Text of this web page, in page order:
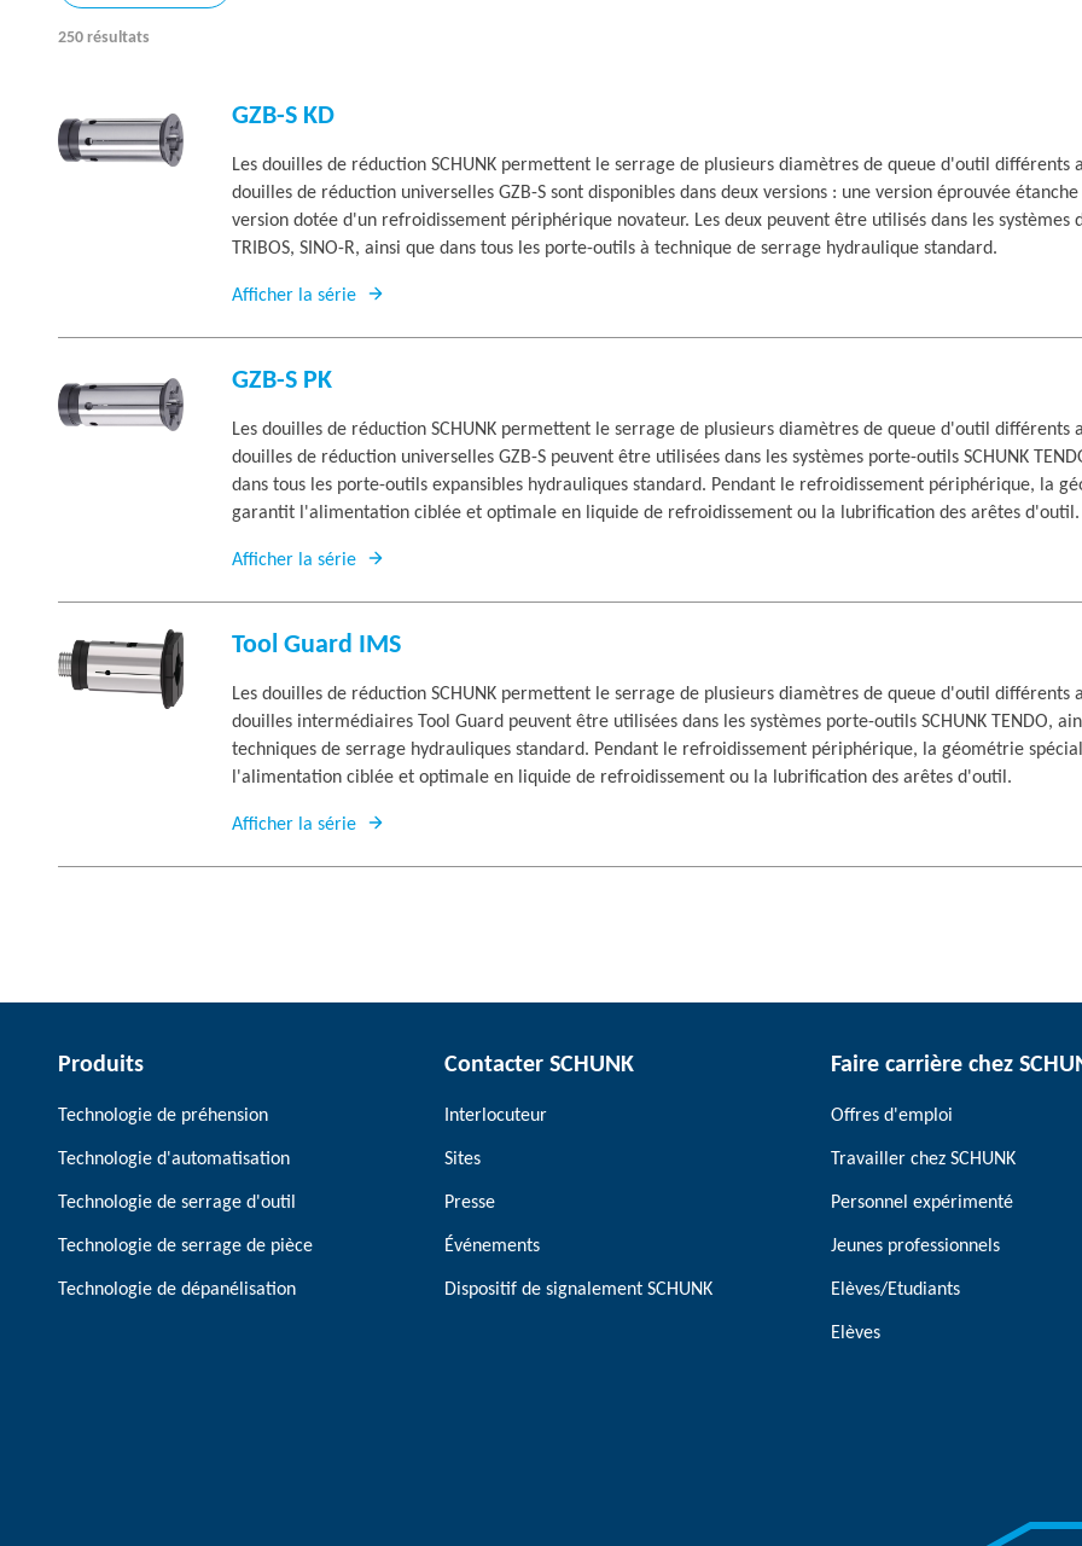
250 résultats
GZB-S KD
Les douilles de réduction SCHUNK permettent le serrage de plusieurs diamètres de queue d'outil différents
douilles de réduction universelles GZB-S sont disponibles dans deux versions : une version éprouvée
version dotée d'un refroidissement périphérique novateur. Les deux peuvent être utilisés dans les systèmes
TRIBOS, SINO-R, ainsi que dans tous les porte-outils à technique de serrage hydraulique standard.
Afficher la série
GZB-S PK
Les douilles de réduction SCHUNK permettent le serrage de plusieurs diamètres de queue d'outil différents
douilles de réduction universelles GZB-S peuvent être utilisées dans les systèmes porte-outils SCHUNK
dans tous les porte-outils expansibles hydrauliques standard. Pendant le refroidissement périphérique, la
garantit l'alimentation ciblée et optimale en liquide de refroidissement ou la lubrification des arêtes d'outil.
Afficher la série
Tool Guard IMS
Les douilles de réduction SCHUNK permettent le serrage de plusieurs diamètres de queue d'outil différents
douilles intermédiaires Tool Guard peuvent être utilisées dans les systèmes porte-outils SCHUNK TENDO,
techniques de serrage hydrauliques standard. Pendant le refroidissement périphérique, la géométrie
l'alimentation ciblée et optimale en liquide de refroidissement ou la lubrification des arêtes d'outil.
Afficher la série
Produits
Technologie de préhension
Technologie d'automatisation
Technologie de serrage d'outil
Technologie de serrage de pièce
Technologie de dépanélisation
Contacter SCHUNK
Interlocuteur
Sites
Presse
Événements
Dispositif de signalement SCHUNK
Faire carrière chez
Offres d'emploi
Travailler chez SCHUNK
Personnel expérimenté
Jeunes professionnels
Elèves/Etudiants
Elèves